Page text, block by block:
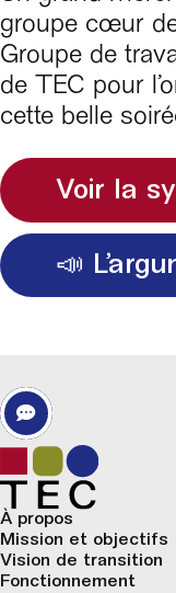
groupe cœur
Groupe de
de TEC pour
cette belle
Voir la
📣
À propos
Mission et objectifs
Vision de transition
Fonctionnement